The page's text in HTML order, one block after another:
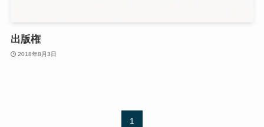
出版権
2018年8月3日
1